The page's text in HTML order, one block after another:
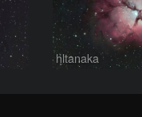
hltanaka